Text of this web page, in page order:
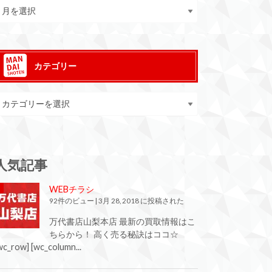
カテゴリー
気記事
WEBチラシ
92件のビュー 3月 28, 2018 に投稿された
万代書店山梨本店 最新の買取情報はこ
ちらから！ 高く売る秘訣はココ☆
[wc_column...